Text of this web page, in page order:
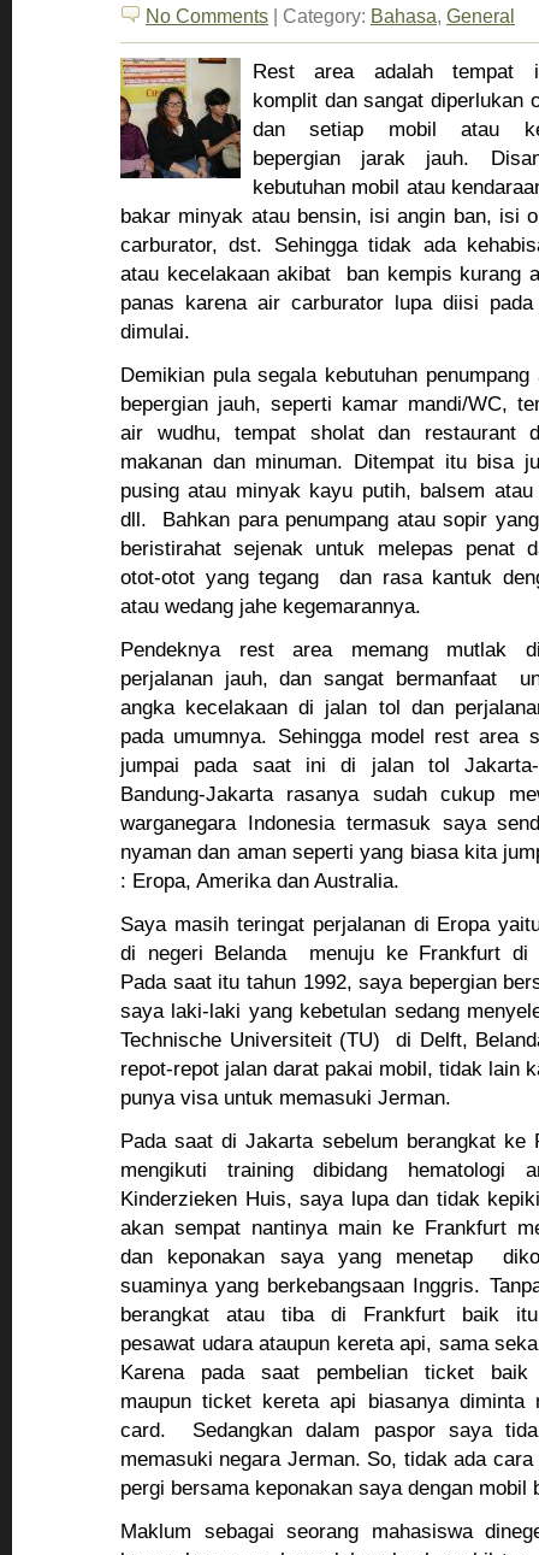
No Comments | Category: Bahasa, General
Rest area adalah tempat
komplit dan sangat diperlukan
dan setiap mobil atau
bepergian jarak jauh.
kebutuhan mobil atau
bakar minyak atau bensin, isi angin ban, isi
carburator, dst. Sehingga tidak ada
atau kecelakaan akibat ban kempis kurang
panas karena air carburator lupa diisi pada
dimulai.
Demikian pula segala kebutuhan
bepergian jauh, seperti kamar mandi/WC,
air wudhu, tempat sholat dan restaurant
makanan dan minuman. Ditempat itu bisa
pusing atau minyak kayu putih, balsem
dll. Bahkan para penumpang atau sopir
beristirahat sejenak untuk melepas penat
otot-otot yang tegang dan rasa kantuk
atau wedang jahe kegemarannya.
Pendeknya rest area memang mutlak
perjalanan jauh, dan sangat bermanfaat
angka kecelakaan di jalan tol dan
pada umumnya. Sehingga model rest area
jumpai pada saat ini di jalan tol
Bandung-Jakarta rasanya sudah cukup
warganegara Indonesia termasuk saya
nyaman dan aman seperti yang biasa kita
: Eropa, Amerika dan Australia.
Saya masih teringat perjalanan di Eropa
di negeri Belanda menuju ke Frankfurt di
Pada saat itu tahun 1992, saya bepergian
saya laki-laki yang kebetulan sedang
Technische Universiteit (TU) di Delft,
repot-repot jalan darat pakai mobil, tidak lain
punya visa untuk memasuki Jerman.
Pada saat di Jakarta sebelum berangkat ke
mengikuti training dibidang hematologi
Kinderzieken Huis, saya lupa dan tidak
akan sempat nantinya main ke Frankfurt
dan keponakan saya yang menetap
suaminya yang berkebangsaan Inggris.
berangkat atau tiba di Frankfurt baik itu
pesawat udara ataupun kereta api, sama
Karena pada saat pembelian ticket baik
maupun ticket kereta api biasanya diminta
card. Sedangkan dalam paspor saya
memasuki negara Jerman. So, tidak ada
pergi bersama keponakan saya dengan mobil
Maklum sebagai seorang mahasiswa